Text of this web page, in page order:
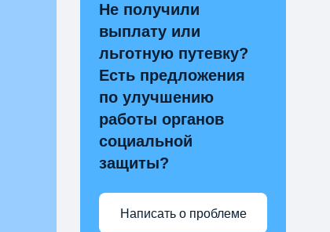
Не получили
выплату или
льготную путевку?
Есть предложения
по улучшению
работы органов
социальной
защиты?
Написать о проблеме